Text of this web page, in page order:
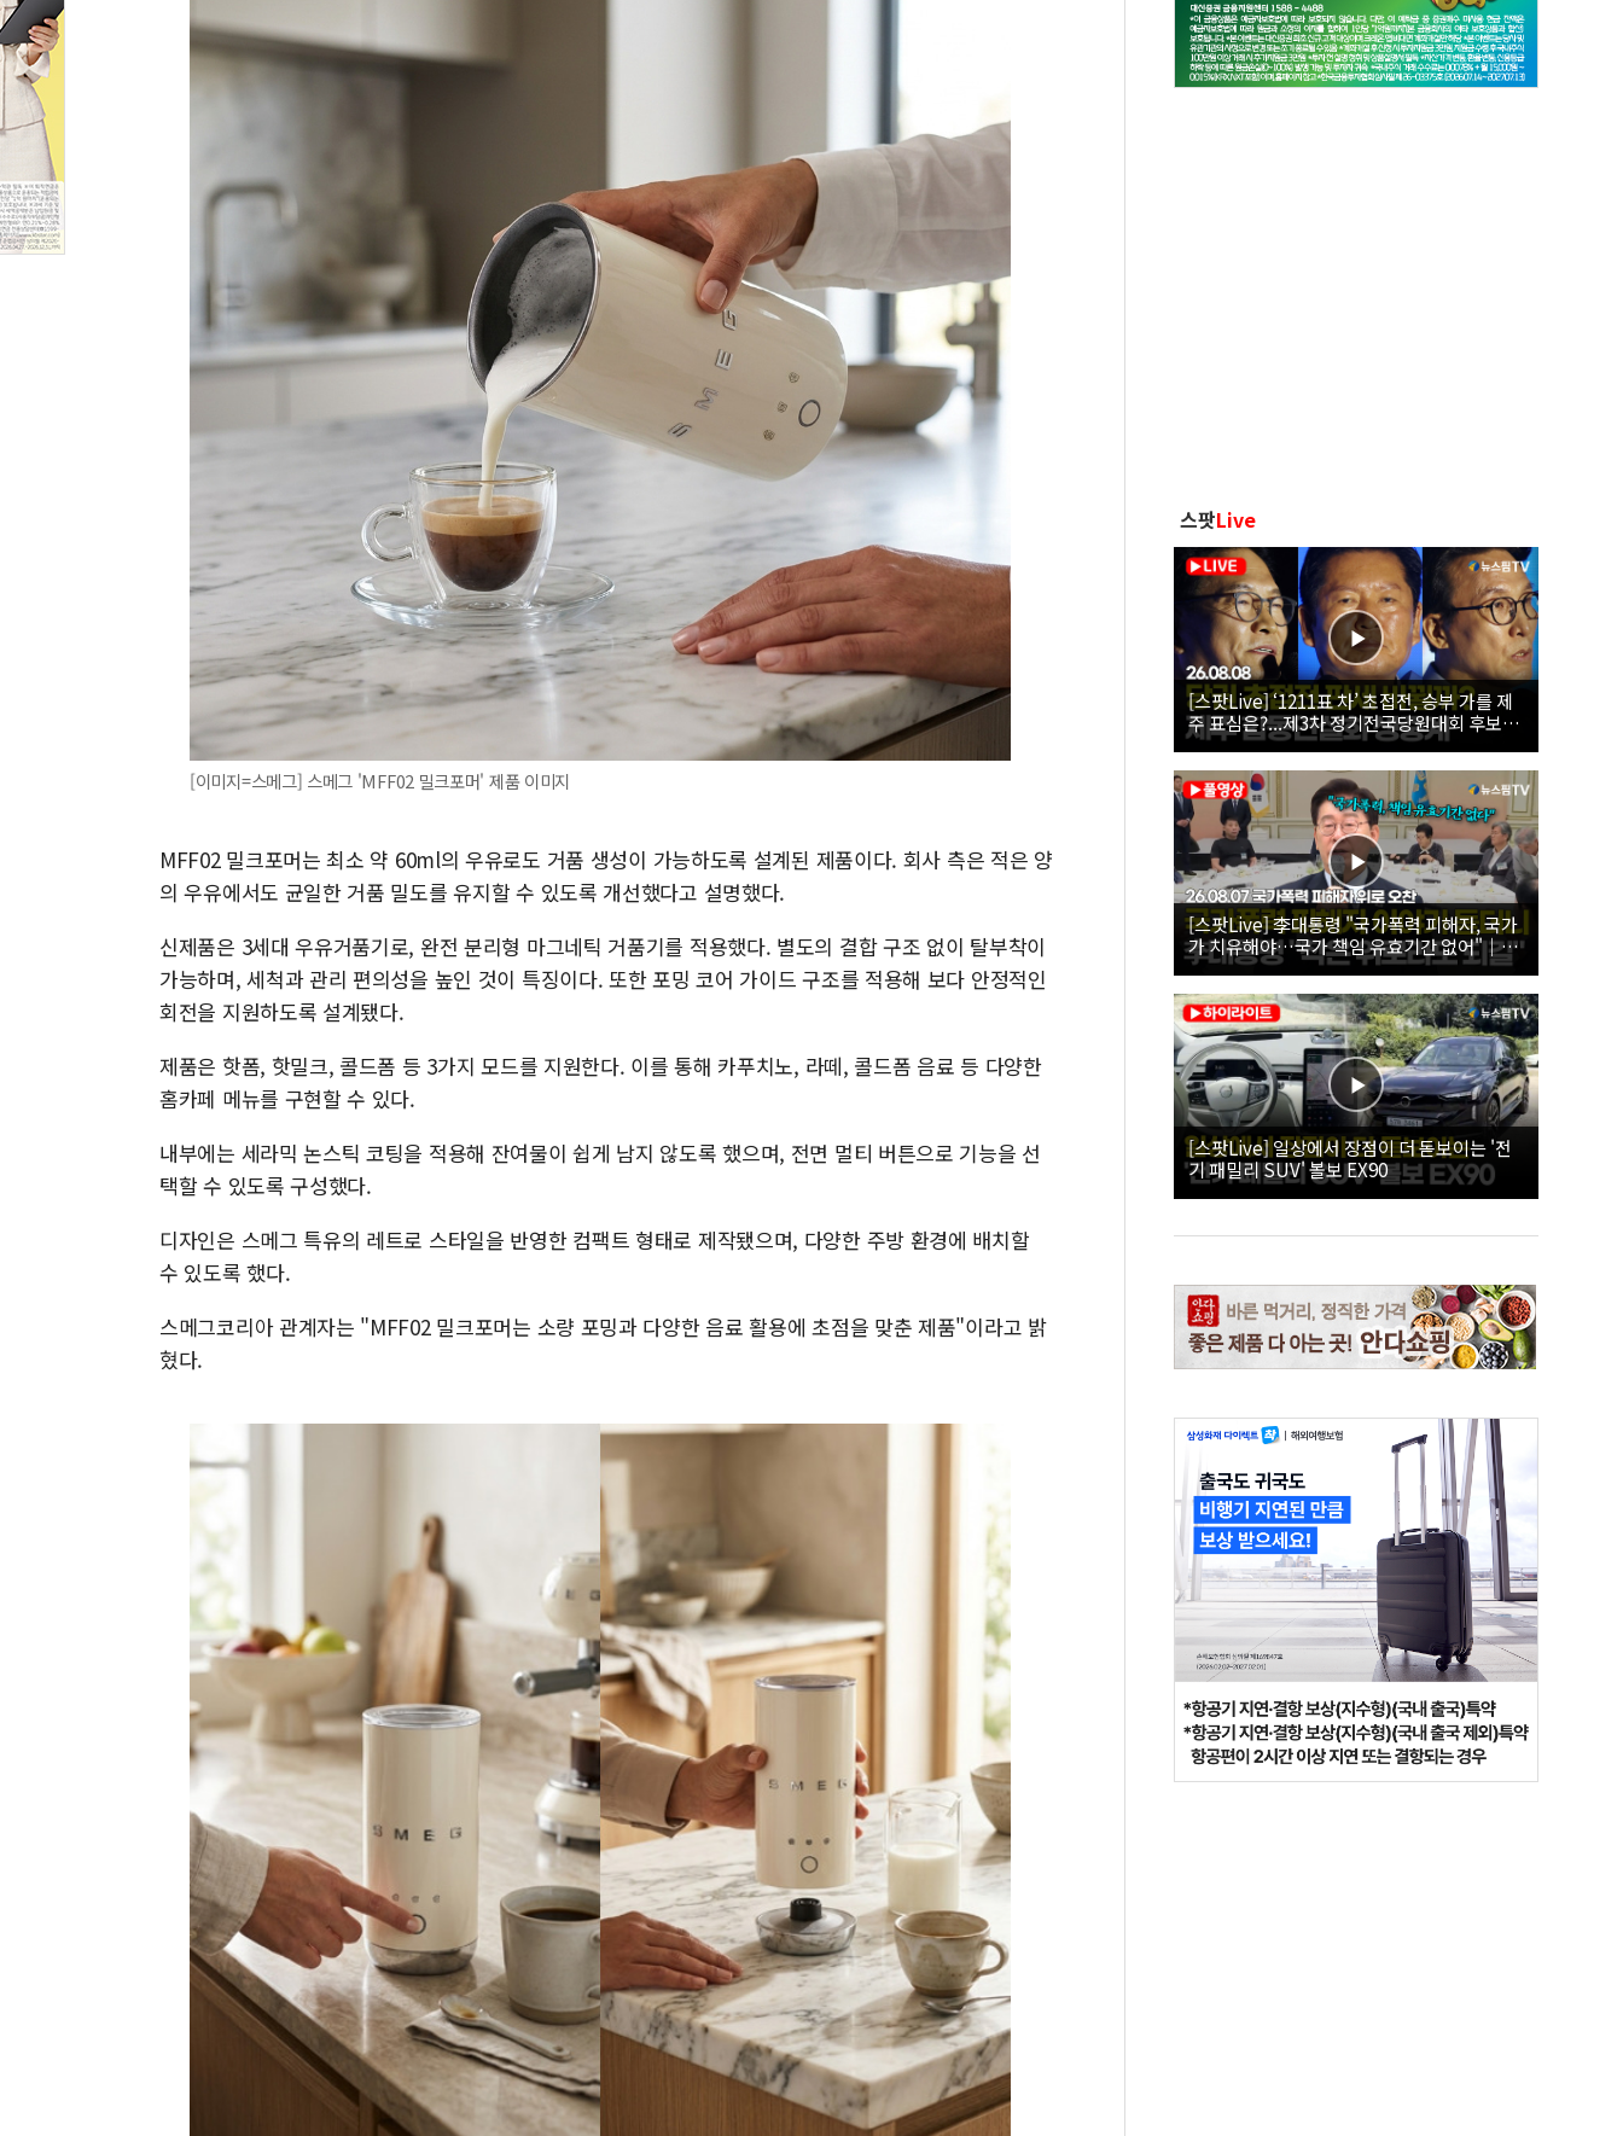
[이미지=스메그] 스메그 'MFF02 밀크포머' 제품 이미지
MFF02 밀크포머는 최소 약 60ml의 우유로도 거품 생성이 가능하도록 설계된 제품이다. 회사 측은 적은 양
의 우유에서도 균일한 거품 밀도를 유지할 수 있도록 개선했다고 설명했다.
신제품은 3세대 우유거품기로, 완전 분리형 마그네틱 거품기를 적용했다. 별도의 결합 구조 없이 탈부착이
가능하며, 세척과 관리 편의성을 높인 것이 특징이다. 또한 포밍 코어 가이드 구조를 적용해 보다 안정적인
회전을 지원하도록 설계됐다.
제품은 핫폼, 핫밀크, 콜드폼 등 3가지 모드를 지원한다. 이를 통해 카푸치노, 라떼, 콜드폼 음료 등 다양한
홈카페 메뉴를 구현할 수 있다.
내부에는 세라믹 논스틱 코팅을 적용해 잔여물이 쉽게 남지 않도록 했으며, 전면 멀티 버튼으로 기능을 선
택할 수 있도록 구성했다.
디자인은 스메그 특유의 레트로 스타일을 반영한 컴팩트 형태로 제작됐으며, 다양한 주방 환경에 배치할
수 있도록 했다.
스메그코리아 관계자는 "MFF02 밀크포머는 소량 포밍과 다양한 음료 활용에 초점을 맞춘 제품"이라고 밝
혔다.
스팟Live
[스팟Live] ‘1211표 차’ 초접전, 승부 가를 제
주 표심은?...제3차 정기전국당원대회 후보자
제주 합동연설회 생중계 | 26.08.08
[스팟Live] 李대통령 "국가폭력 피해자, 국가
가 치유해야…국가 책임 유효기간 없어"｜
26.08.07 국가폭력 피해자 위로 오찬
[스팟Live] 일상에서 장점이 더 돋보이는 '전
기 패밀리 SUV' 볼보 EX90